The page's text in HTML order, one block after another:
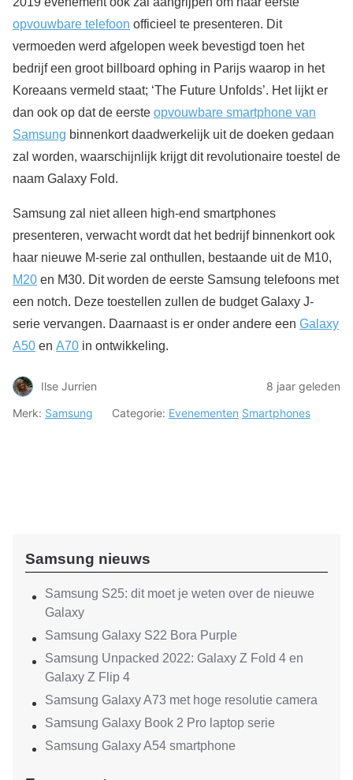
opvouwbare telefoon officieel te presenteren. Dit
vermoeden werd afgelopen week bevestigd toen het
bedrijf een groot billboard ophing in Parijs waarop in het
Koreaans vermeld staat; ‘The Future Unfolds’. Het lijkt er
dan ook op dat de eerste opvouwbare smartphone van
Samsung binnenkort daadwerkelijk uit de doeken gedaan
zal worden, waarschijnlijk krijgt dit revolutionaire toestel de
naam Galaxy Fold.
Samsung zal niet alleen high-end smartphones
presenteren, verwacht wordt dat het bedrijf binnenkort ook
haar nieuwe M-serie zal onthullen, bestaande uit de M10,
M20 en M30. Dit worden de eerste Samsung telefoons met
een notch. Deze toestellen zullen de budget Galaxy J-
serie vervangen. Daarnaast is er onder andere een Galaxy
A50 en A70 in ontwikkeling.
Ilse Jurrien
8 jaar geleden
Merk: Samsung Categorie: Evenementen Smartphones
Samsung nieuws
Samsung S25: dit moet je weten over de nieuwe
Galaxy
Samsung Galaxy S22 Bora Purple
Samsung Unpacked 2022: Galaxy Z Fold 4 en
Galaxy Z Flip 4
Samsung Galaxy A73 met hoge resolutie camera
Samsung Galaxy Book 2 Pro laptop serie
Samsung Galaxy A54 smartphone